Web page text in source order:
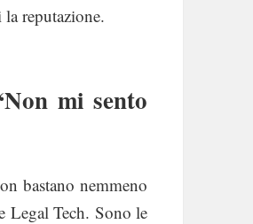
reputazione.
mi sento
bastano nemmeno
Legal Tech. Sono le